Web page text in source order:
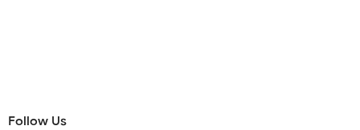
Follow Us